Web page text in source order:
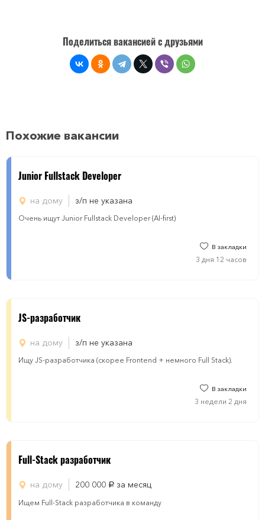
Поделиться вакансией с друзьями
Похожие вакансии
Junior Fullstack Developer
на дому з/п не указана
Очень ищут Junior Fullstack Developer (AI-first)
В закладки
3 дня 12 часов
JS-разработчик
на дому з/п не указана
Ищу JS-разработчика (скорее Frontend + немного Full Stack).
В закладки
3 недели 2 дня
Full-Stack разработчик
на дому 200 000 руб. за месяц
Ищем Full-Stack разработчика в команду